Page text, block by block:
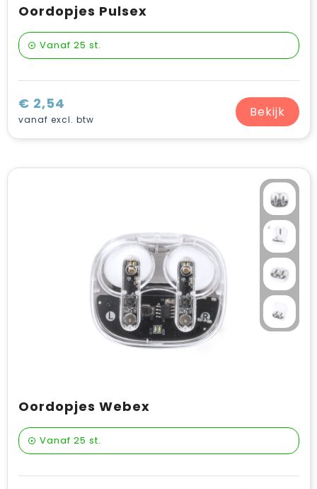
Oordopjes Pulsex
Vanaf 25 st.
€ 2,54
vanaf excl. btw Bekijk
Oordopjes Webex
Vanaf 25 st.